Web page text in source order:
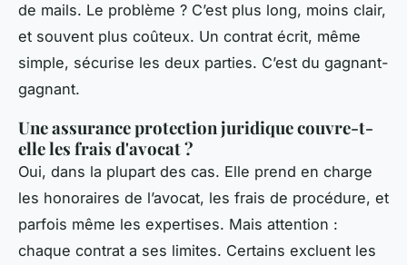
de mails. Le problème ? C’est plus long, moins clair,
et souvent plus coûteux. Un contrat écrit, même
simple, sécurise les deux parties. C’est du gagnant-
gagnant.
Une assurance protection juridique couvre-t-
elle les frais d'avocat ?
Oui, dans la plupart des cas. Elle prend en charge
les honoraires de l’avocat, les frais de procédure, et
parfois même les expertises. Mais attention :
chaque contrat a ses limites. Certains excluent les